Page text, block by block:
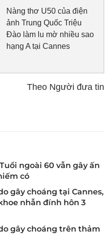
Nàng thơ U50 của điện
ảnh Trung Quốc Triệu
Đào làm lu mờ nhiều sao
hạng A tại Cannes
Theo Người đưa tin
ngoài 60 vẫn gây ấn
có
gây choáng tại Cannes,
nhẫn đính hôn 3
gây choáng trên thảm